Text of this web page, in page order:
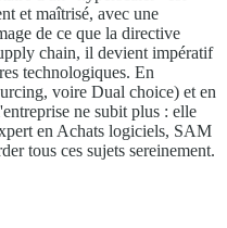
et maîtrisé, avec une
de ce que la directive
chain, il devient impératif
technologiques. En
voire Dual choice) et en
ne subit plus : elle
en Achats logiciels, SAM
tous ces sujets sereinement.